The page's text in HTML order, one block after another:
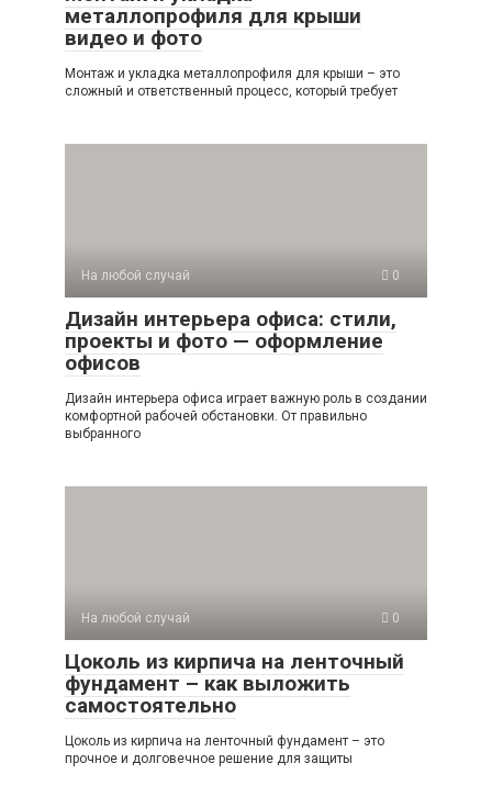
металлопрофиля для крыши
видео и фото
Монтаж и укладка металлопрофиля для крыши – это
сложный и ответственный процесс, который требует
На любой случай 0
Дизайн интерьера офиса: стили,
проекты и фото — оформление
офисов
Дизайн интерьера офиса играет важную роль в создании
комфортной рабочей обстановки. От правильно
выбранного
На любой случай 0
Цоколь из кирпича на ленточный
фундамент – как выложить
самостоятельно
Цоколь из кирпича на ленточный фундамент – это
прочное и долговечное решение для защиты